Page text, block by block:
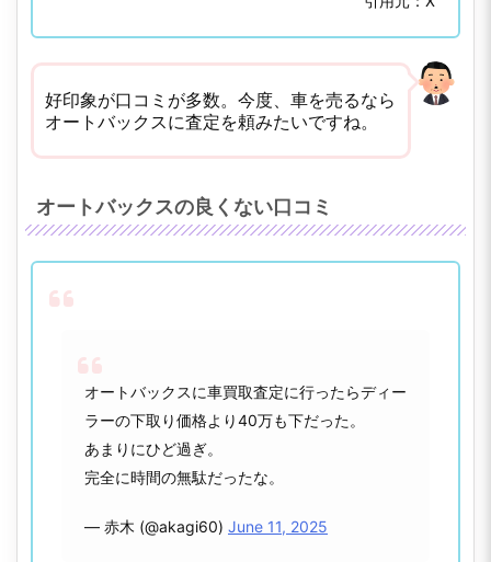
好印象が口コミが多数。今度、車を売るなら
オートバックスに査定を頼みたいですね。
オートバックスの良くない口コミ
オートバックスに車買取査定に行ったらディー
ラーの下取り価格より40万も下だった。
あまりにひど過ぎ。
完全に時間の無駄だったな。
— 赤木 (@akagi60) June 11, 2025